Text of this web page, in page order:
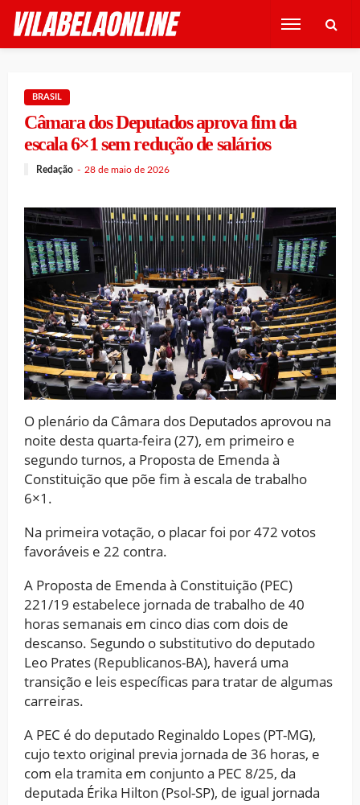
BRASIL
Câmara dos Deputados aprova fim da
escala 6×1 sem redução de salários
Redação 28 de maio de 2026
O plenário da Câmara dos Deputados aprovou na
noite desta quarta-feira (27), em primeiro e
segundo turnos, a Proposta de Emenda à
Constituição que põe fim à escala de trabalho
6×1.
Na primeira votação, o placar foi por 472 votos
favoráveis e 22 contra.
A Proposta de Emenda à Constituição (PEC)
221/19 estabelece jornada de trabalho de 40
horas semanais em cinco dias com dois de
descanso. Segundo o substitutivo do deputado
Leo Prates (Republicanos-BA), haverá uma
transição e leis específicas para tratar de algumas
carreiras.
A PEC é do deputado Reginaldo Lopes (PT-MG),
cujo texto original previa jornada de 36 horas, e
com ela tramita em conjunto a PEC 8/25, da
deputada Érika Hilton (Psol-SP), de igual jornada